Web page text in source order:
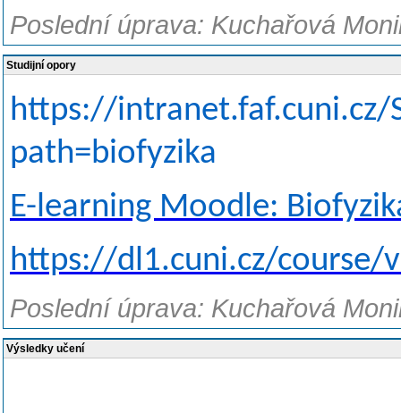
Poslední úprava: Kuchařová
Studijní opory
https://intranet.faf.cuni.cz/
path=biofyzika
E-learning Moodle:
https://dl1.cuni.cz/course/
Poslední úprava: Kuchařová
Výsledky učení